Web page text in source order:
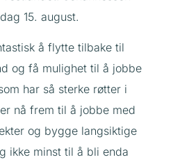
15. august.
å flytte tilbake til
og få mulighet til å jobbe
har så sterke røtter i
nå frem til å jobbe med
og bygge langsiktige
ikke minst til å bli enda